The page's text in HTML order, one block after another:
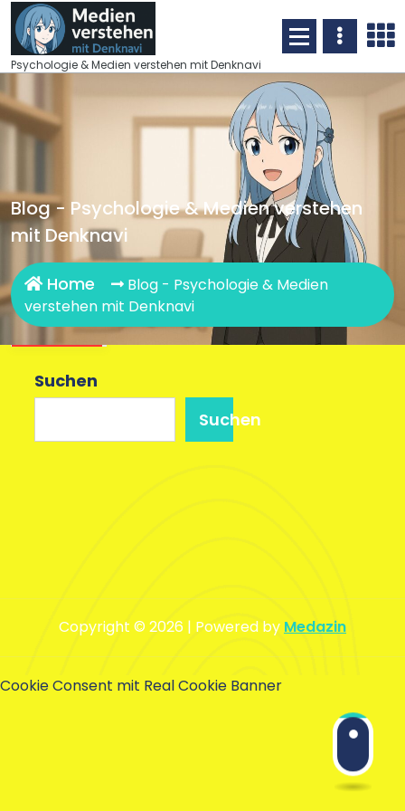
Skip
content
Psychologie & Medien verstehen mit Denknavi
Blog - Psychologie & Medien verstehen
mit Denknavi
Home
Blog - Psychologie & Medien
verstehen mit Denknavi
Suchen
Suchen
Copyright © 2026 | Powered by Medazin
Cookie Consent mit Real Cookie Banner